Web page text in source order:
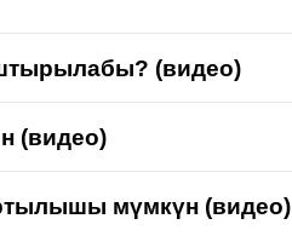
(видео)
(видео)
мүмкүн (видео)